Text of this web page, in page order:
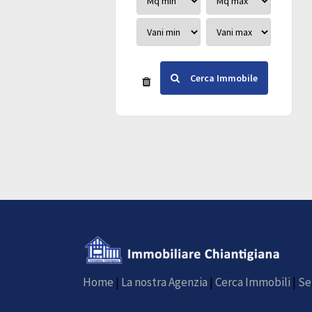
Cerca Immobile
Home | La nostra Agenzia | Cerca Immobili |